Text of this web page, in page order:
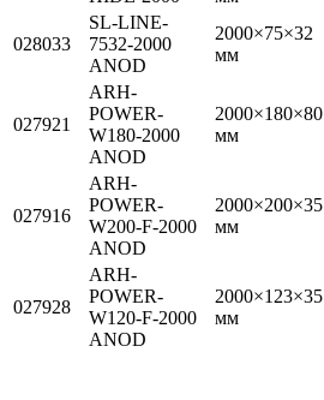
028033
SL-LINE-
7532-2000
ANOD
2000×75×32
мм
027921
ARH-
POWER-
W180-2000
ANOD
2000×180×80
мм
027916
ARH-
POWER-
W200-F-2000
ANOD
2000×200×35
мм
027928
ARH-
POWER-
W120-F-2000
ANOD
2000×123×35
мм